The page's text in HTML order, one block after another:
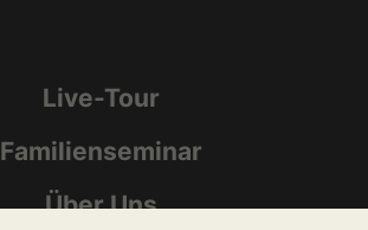
Live-Tour
Familienseminar
Über Uns